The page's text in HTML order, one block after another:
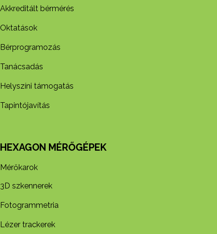
Akkreditált bérmérés
Oktatások
Bérprogramozás
Tanácsadás
Helyszíni támogatás
Tapintójavítás
HEXAGON MÉRŐGÉPEK
Mérőkarok
3D szkennerek
Fotogrammetria
Lézer trackerek